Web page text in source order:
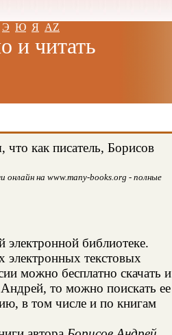
Э Ю Я AZ
и читать
как писатель, Борисов
онлайн на www.many-books.org - полные
электронной библиотеке.
электронных текстовых
можно бесплатно скачать и
то можно поискать ее
в том числе и по книгам